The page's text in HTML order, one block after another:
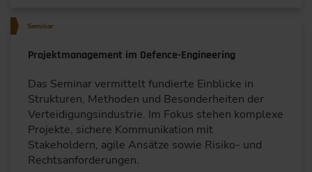
Seminar
Projektmanagement im Defence-Engineering
Das Seminar vermittelt fundierte Einblicke in
Strukturen, Methoden und Besonderheiten der
Verteidigungsindustrie. Im Fokus stehen komplexe
Projekte, sichere Kommunikation mit
Stakeholdern, agile Ansätze sowie Risiko- und
Rechtsanforderungen.